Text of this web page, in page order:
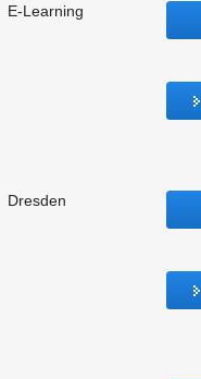
E-Learning
Dresden